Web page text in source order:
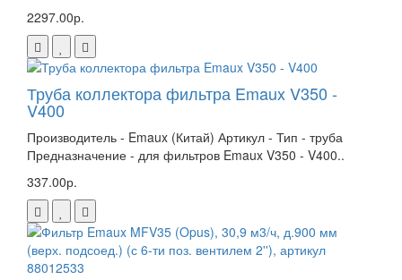
2297.00р.
Труба коллектора фильтра Emaux V350 -
V400
Производитель - Emaux (Китай) Артикул - Тип - труба
Предназначение - для фильтров Emaux V350 - V400..
337.00р.